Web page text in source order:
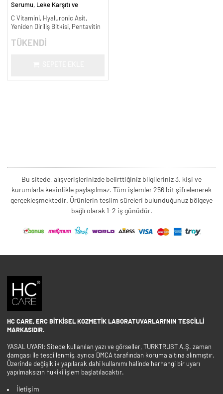
Serumu, Leke Karşıtı ve
C Vitamini, Hyaluronic Asit,
Yeniden Diriliş Bitkisi, Pentavitin
TÜKENDİ
Bu sitede, alışverişlerinizde belirttiğiniz bilgileriniz 3. kişi ve
kurumlarla kesinlikle paylaşılmaz. Tüm işlemler 256 bit şifrelenerek
gerçekleşmektedir. Ürünlerin teslim süreleri bulunduğunuz bölgeye
bağlı olarak 1-2 iş günüdür.
HC CARE, ERC BITKISEL KOZMETIK LABORATUVARLARI'NIN TESCILLI
MARKASIDIR.
YASAL UYARI: Sitede kullanılan yazı ve görseller, TURKTRUST A.Ş. zaman
damgası ile tescillenmiş, ayrıca DMCA tarafından koruma altına alınmıştır.
Üzerinde değişiklik yapılarak dahi kullanımı halinde herhangi bir uyarı
yapılmaksızın hukiki işlem başlatılacaktır.
İletişim